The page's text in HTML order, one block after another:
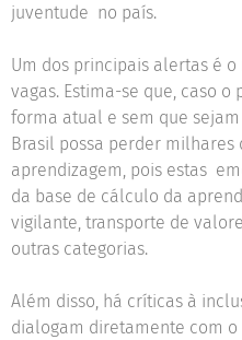
juventude no país.
Um dos principais alertas é
vagas. Estima-se que, caso
forma atual e sem que
Brasil possa perder milhares
aprendizagem, pois estas
da base de cálculo da
vigilante, transporte de
outras categorias.
Além disso, há críticas à
dialogam diretamente com o